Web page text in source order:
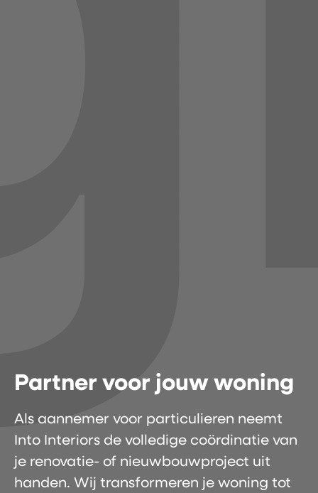
Partner voor jouw woning
Als aannemer voor particulieren neemt
Into Interiors de volledige coördinatie van
je renovatie- of nieuwbouwproject uit
handen. Wij transformeren je woning tot